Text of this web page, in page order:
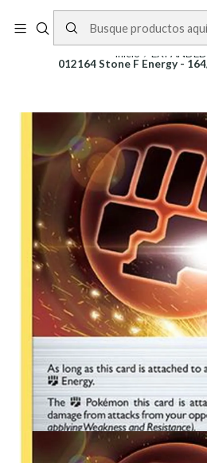
Inicio
012164 Stone F Energy -